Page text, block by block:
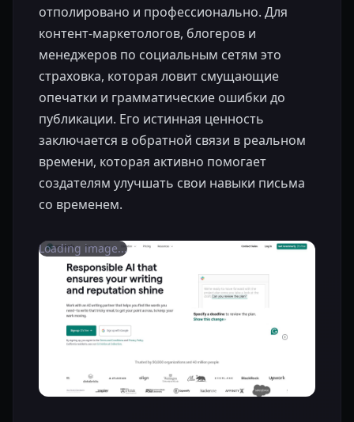
отполировано и профессионально. Для
контент-маркетологов, блогеров и
менеджеров по социальным сетям это
страховка, которая ловит смущающие
опечатки и грамматические ошибки до
публикации. Его истинная ценность
заключается в обратной связи в реальном
времени, которая активно помогает
создателям улучшать свои навыки письма
со временем.
Loading image...